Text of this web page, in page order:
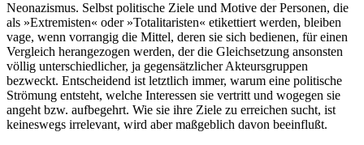
Neonazismus. Selbst politische Ziele und Motive der Personen, die
als »Extremisten« oder »Totalitaristen« etikettiert werden, bleiben
vage, wenn vorrangig die Mittel, deren sie sich bedienen, für einen
Vergleich herangezogen werden, der die Gleichsetzung ansonsten
völlig unterschiedlicher, ja gegensätzlicher Akteursgruppen
bezweckt. Entscheidend ist letztlich immer, warum eine politische
Strömung entsteht, welche Interessen sie vertritt und wogegen sie
angeht bzw. aufbegehrt. Wie sie ihre Ziele zu erreichen sucht, ist
keineswegs irrelevant, wird aber maßgeblich davon beeinflußt.